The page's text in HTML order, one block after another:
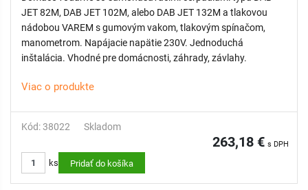
JET 82M, DAB JET 102M, alebo DAB JET 132M a tlakovou
nádobou VAREM s gumovým vakom, tlakovým spínačom,
manometrom. Napájacie napätie 230V. Jednoduchá
inštalácia. Vhodné pre domácnosti, záhrady, závlahy.
Viac o produkte
Kód: 38022 Skladom
263,18 € s DPH
ks Pridať do košíka